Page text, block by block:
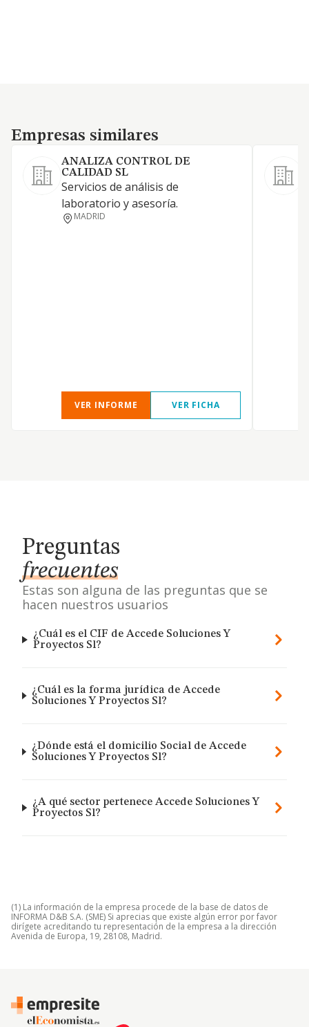
Empresas similares
Empresas similares
ANALIZA CONTROL DE
CALIDAD SL
Servicios de análisis de
laboratorio y asesoría.
MADRID
VER INFORME VER FICHA
Preguntas
frecuentes
Estas son alguna de las preguntas que se
hacen nuestros usuarios
¿Cuál es el CIF de Accede Soluciones Y
Proyectos Sl?
¿Cuál es la forma jurídica de Accede
Soluciones Y Proyectos Sl?
¿Dónde está el domicilio Social de Accede
Soluciones Y Proyectos Sl?
¿A qué sector pertenece Accede Soluciones Y
Proyectos Sl?
(1) La información de la empresa procede de la base de datos de
INFORMA D&B S.A. (SME) Si aprecias que existe algún error por favor
dirígete acreditando tu representación de la empresa a la dirección
Avenida de Europa, 19, 28108, Madrid.